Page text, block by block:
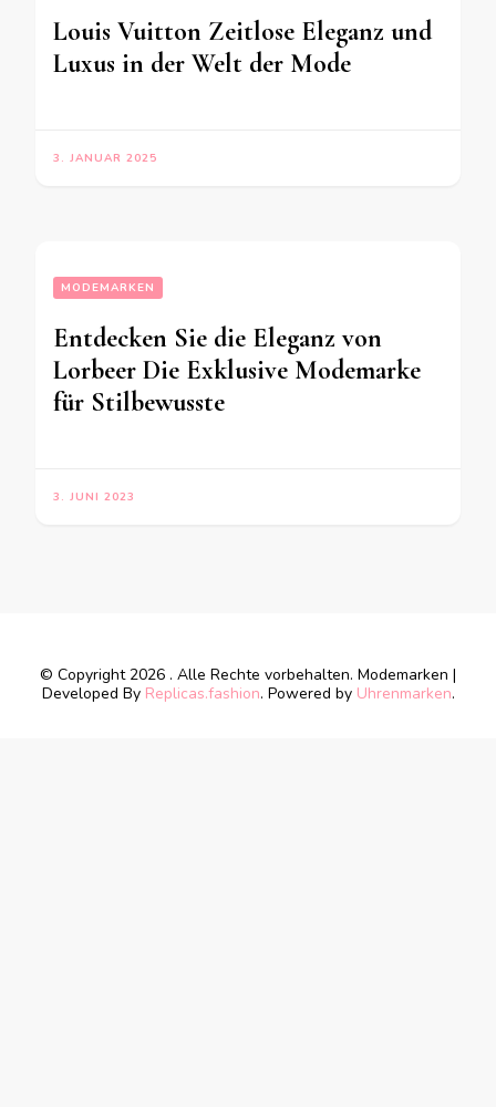
Louis Vuitton Zeitlose Eleganz und
Luxus in der Welt der Mode
3. JANUAR 2025
MODEMARKEN
Entdecken Sie die Eleganz von
Lorbeer Die Exklusive Modemarke
für Stilbewusste
3. JUNI 2023
© Copyright 2026 . Alle Rechte vorbehalten. Modemarken |
Developed By Replicas.fashion. Powered by Uhrenmarken.